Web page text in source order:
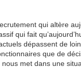
qui altère
qui fait
dépassent de
que de
met dans une